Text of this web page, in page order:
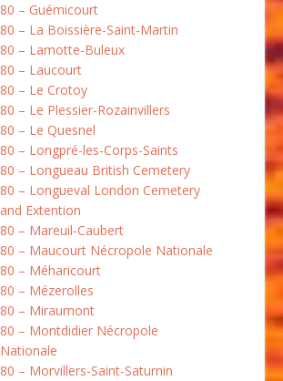
80 – Guémicourt
80 – La Boissière-Saint-Martin
80 – Lamotte-Buleux
80 – Laucourt
80 – Le Crotoy
80 – Le Plessier-Rozainvillers
80 – Le Quesnel
80 – Longpré-les-Corps-Saints
80 – Longueau British Cemetery
80 – Longueval London Cemetery
and Extention
80 – Mareuil-Caubert
80 – Maucourt Nécropole Nationale
80 – Méharicourt
80 – Mézerolles
80 – Miraumont
80 – Montdidier Nécropole
Nationale
80 – Morvillers-Saint-Saturnin